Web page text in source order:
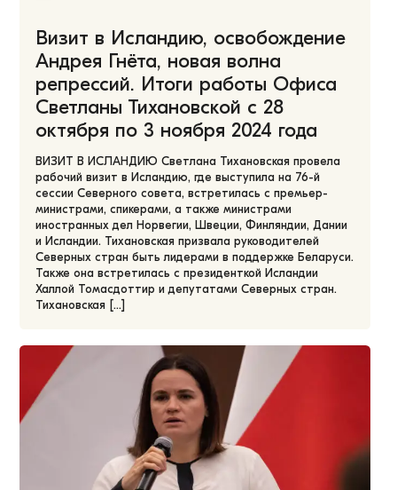
Визит в Исландию, освобождение
Андрея Гнёта, новая волна
репрессий. Итоги работы Офиса
Светланы Тихановской с 28
октября по 3 ноября 2024 года
ВИЗИТ В ИСЛАНДИЮ Светлана Тихановская провела
рабочий визит в Исландию, где выступила на 76-й
сессии Северного совета, встретилась с премьер-
министрами, спикерами, а также министрами
иностранных дел Норвегии, Швеции, Финляндии, Дании
и Исландии. Тихановская призвала руководителей
Северных стран быть лидерами в поддержке Беларуси.
Также она встретилась с президенткой Исландии
Халлой Томасдоттир и депутатами Северных стран.
Тихановская […]